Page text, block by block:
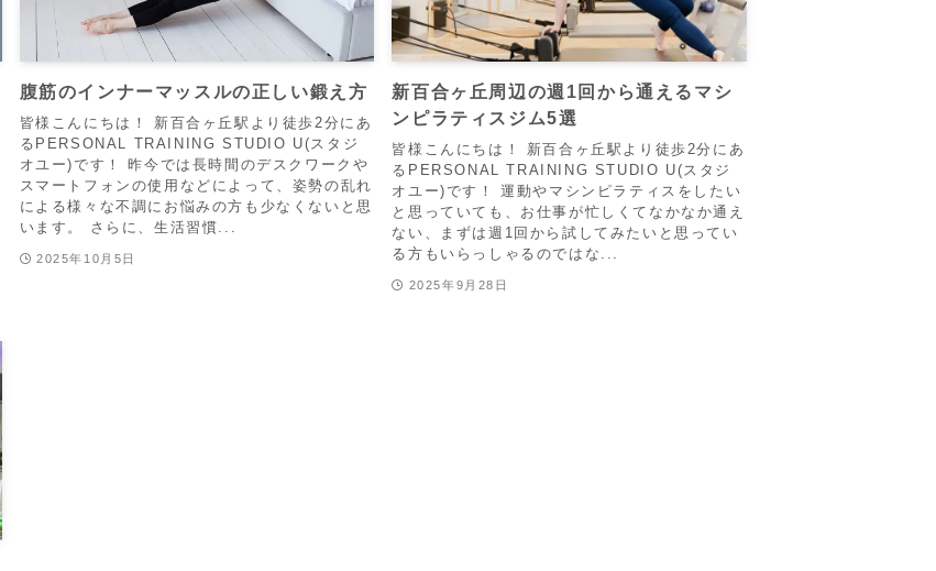
腹筋のインナーマッスルの正しい鍛え方
皆様こんにちは！ 新百合ヶ丘駅より徒歩2分にあ
るPERSONAL TRAINING STUDIO U(スタジ
オユー)です！ 昨今では長時間のデスクワークや
スマートフォンの使用などによって、姿勢の乱れ
による様々な不調にお悩みの方も少なくないと思
います。 さらに、生活習慣...
2025年10月5日
新百合ヶ丘周辺の週1回から通えるマシ
ンピラティスジム5選
皆様こんにちは！ 新百合ヶ丘駅より徒歩2分にあ
るPERSONAL TRAINING STUDIO U(スタジ
オユー)です！ 運動やマシンピラティスをしたい
と思っていても、お仕事が忙しくてなかなか通え
ない、まずは週1回から試してみたいと思ってい
る方もいらっしゃるのではな...
2025年9月28日